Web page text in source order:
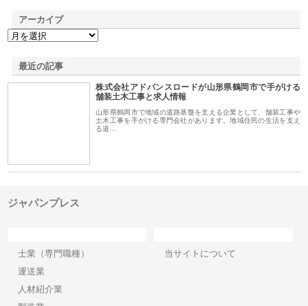
アーカイブ
最近の記事
株式会社アドバンスロードが山形県鶴岡市で手がける
舗装土木工事と求人情報
山形県鶴岡市で地域の道路基盤を支える企業として、舗装工事や
土木工事を手がける専門会社があります。地域住民の生活を支え
る道…
ジャパンプレス
士業（専門職種）
運送業
人材紹介業
当サイトについて